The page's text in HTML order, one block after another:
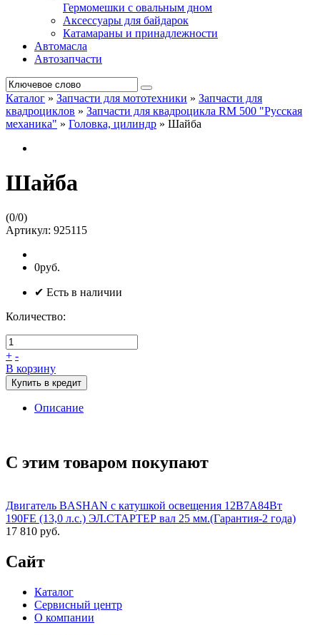
Гермомешки с овальным дном
Аксессуары для байдарок
Катамараны и принадлежности
Автомасла
Автозапчасти
Каталог » Запчасти для мототехники » Запчасти для
квадроциклов » Запчасти для квадроцикла RM 500 "Русская
механика" » Головка, цилиндр » Шайба
Шайба
(0/0)
Артикул: 925115
0руб.
✔ Есть в наличии
Количество:
+ -
В корзину
Купить в кредит
Описание
С этим товаром покупают
Двигатель BASHAN с катушкой освещения 12В7А84Вт
190FE (13,0 л.с.) ЭЛ.СТАРТЕР вал 25 мм.(Гарантия-2 года)
17 810 руб.
Сайт
Каталог
Сервисный центр
О компании